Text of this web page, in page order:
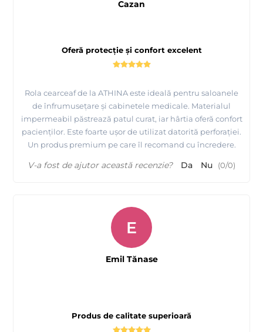
Oferă protecție și confort excelent
Rola cearceaf de la ATHINA este ideală pentru saloanele
de înfrumusețare și cabinetele medicale. Materialul
impermeabil păstrează patul curat, iar hârtia oferă confort
pacienților. Este foarte ușor de utilizat datorită perforației.
Un produs premium pe care îl recomand cu încredere.
Cazan
V-a fost de ajutor această recenzie? Da Nu (0/0)
Produs de calitate superioară
E
Emil Tănase